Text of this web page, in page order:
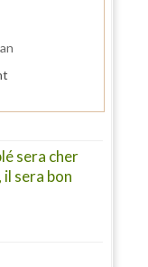
sera cher
sera bon